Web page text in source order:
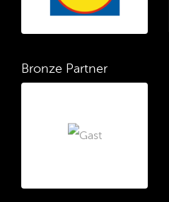
Bronze Partner